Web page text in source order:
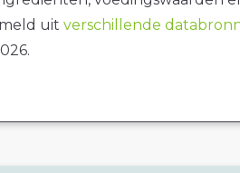
uit verschillende